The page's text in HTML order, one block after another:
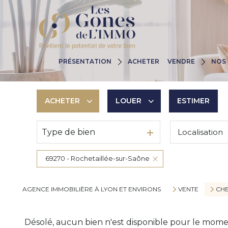
PRÉSENTATION
Nos Agences
Nos Valeurs
Nos Engagements
ACHETER VENDRE
Pourquoi Nous
Estimez Votre
Les Huit Étapes
NOS
ACHETER
De l'ancien
De l'immo pro
LOUER
à l'année
De l'immo pro
ESTIMER
Type de bien Localisation
69270 - Rochetaillée-sur-Saône
AGENCE IMMOBILIÈRE À LYON ET ENVIRONS VENTE
Désolé, aucun bien n'est disponible pour le